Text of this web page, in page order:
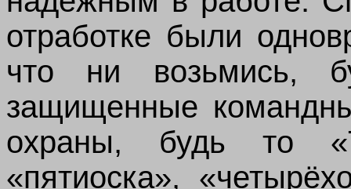
отработке были
что ни возьмись,
защищенные
охраны, будь то
«пятиоска»,